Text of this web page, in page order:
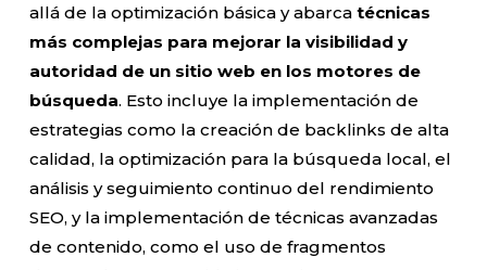
allá de la optimización básica y abarcatécnicas
más complejas para mejorar la visibilidad y
autoridad de un sitio web en los motores de
búsqueda. Esto incluye la implementación de
estrategias como la creación de backlinks de alta
calidad, la optimización para la búsqueda local, el
análisis y seguimiento continuo del rendimiento
SEO, y la implementación de técnicas avanzadas
de contenido, como el uso de fragmentos